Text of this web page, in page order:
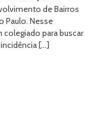
de Bairros
Paulo. Nesse
para buscar
[…]